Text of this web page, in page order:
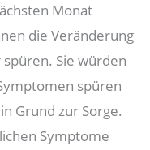
Monat
die Veränderung
Sie würden
spüren
Grund zur Sorge.
Symptome